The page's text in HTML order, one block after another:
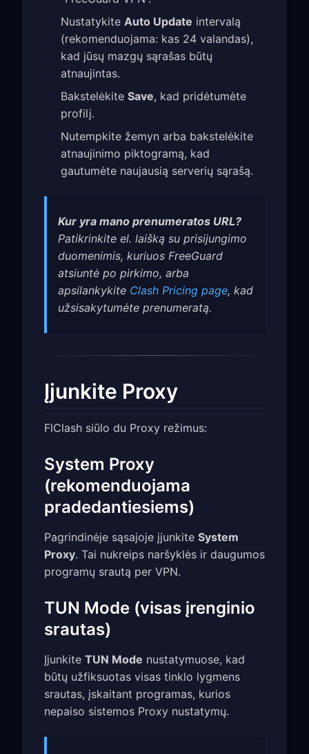
Nustatykite Auto Update intervalą
(rekomenduojama: kas 24 valandas),
kad jūsų mazgų sąrašas būtų
atnaujintas.
Bakstelėkite Save, kad pridėtumėte
profilį.
Nutempkite žemyn arba bakstelėkite
atnaujinimo piktogramą, kad
gautumėte naujausią serverių sąrašą.
Kur yra mano prenumeratos URL?
Patikrinkite el. laišką su prisijungimo
duomenimis, kuriuos FreeGuard
atsiuntė po pirkimo, arba
apsilankykite Clash Pricing page, kad
užsisakytumėte prenumeratą.
Įjunkite Proxy
FlClash siūlo du Proxy režimus:
System Proxy
(rekomenduojama
pradedantiesiems)
Pagrindinėje sąsajoje įjunkite System
Proxy. Tai nukreips naršyklės ir daugumos
programų srautą per VPN.
TUN Mode (visas įrenginio
srautas)
Įjunkite TUN Mode nustatymuose, kad
būtų užfiksuotas visas tinklo lygmens
srautas, įskaitant programas, kurios
nepaiso sistemos Proxy nustatymų.